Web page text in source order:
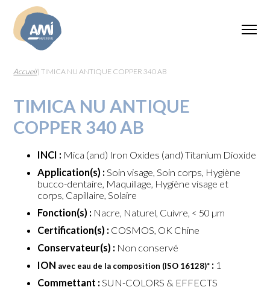
Accueil|TIMICA NU ANTIQUE COPPER 340 AB
TIMICA NU ANTIQUE
COPPER 340 AB
INCI : Mica (and) Iron Oxides (and) Titanium Dioxide
Application(s) : Soin visage, Soin corps, Hygiène
bucco-dentaire, Maquillage, Hygiène visage et
corps, Capillaire, Solaire
Fonction(s) : Nacre, Naturel, Cuivre, < 50 µm
Certification(s) : COSMOS, OK Chine
Conservateur(s) : Non conservé
ION avec eau de la composition (ISO 16128)* : 1
Commettant : SUN-COLORS & EFFECTS